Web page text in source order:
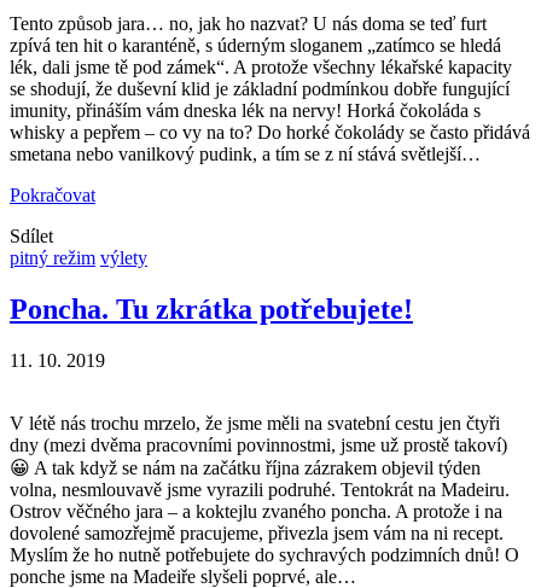
Tento způsob jara… no, jak ho nazvat? U nás doma se teď furt
zpívá ten hit o karanténě, s úderným sloganem „zatímco se hledá
lék, dali jsme tě pod zámek“. A protože všechny lékařské kapacity
se shodují, že duševní klid je základní podmínkou dobře fungující
imunity, přináším vám dneska lék na nervy! Horká čokoláda s
whisky a pepřem – co vy na to? Do horké čokolády se často přidává
smetana nebo vanilkový pudink, a tím se z ní stává světlejší…
Pokračovat
Sdílet
pitný režim výlety
Poncha. Tu zkrátka potřebujete!
11. 10. 2019
V létě nás trochu mrzelo, že jsme měli na svatební cestu jen čtyři
dny (mezi dvěma pracovními povinnostmi, jsme už prostě takoví)
😀 A tak když se nám na začátku října zázrakem objevil týden
volna, nesmlouvavě jsme vyrazili podruhé. Tentokrát na Madeiru.
Ostrov věčného jara – a koktejlu zvaného poncha. A protože i na
dovolené samozřejmě pracujeme, přivezla jsem vám na ni recept.
Myslím že ho nutně potřebujete do sychravých podzimních dnů! O
ponche jsme na Madeiře slyšeli poprvé, ale…